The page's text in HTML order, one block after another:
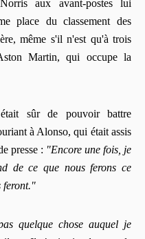
aux avant-postes lui
place du classement des
même s'il n'est qu'à trois
Martin, qui occupe la
sûr de pouvoir battre
à Alonso, qui était assis
presse : "Encore une fois, je
de ce que nous ferons ce
feront."
quelque chose auquel je